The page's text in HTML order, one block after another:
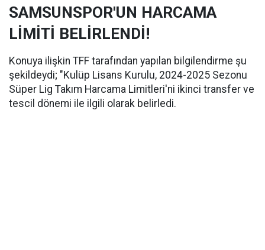
SAMSUNSPOR'UN HARCAMA
LİMİTİ BELİRLENDİ!
Konuya ilişkin TFF tarafından yapılan bilgilendirme şu
şekildeydi; "Kulüp Lisans Kurulu, 2024-2025 Sezonu
Süper Lig Takım Harcama Limitleri'ni ikinci transfer ve
tescil dönemi ile ilgili olarak belirledi.